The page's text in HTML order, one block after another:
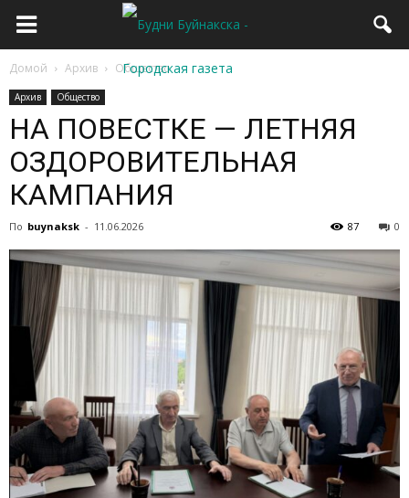
Домой Архив Общество
Архив Общество
НА ПОВЕСТКЕ — ЛЕТНЯЯ
ОЗДОРОВИТЕЛЬНАЯ
КАМПАНИЯ
По buynaksk - 11.06.2026 0
87